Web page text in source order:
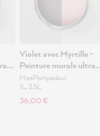
Violet avec Myrtille -
Peinture murale ultra-
mate 1L
MissPompadour
1L, 2.5L
36,00 €